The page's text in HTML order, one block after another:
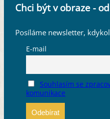
Chci být v obraze -
Posíláme newsletter,
E-mail
Souhlasím se
komunikace